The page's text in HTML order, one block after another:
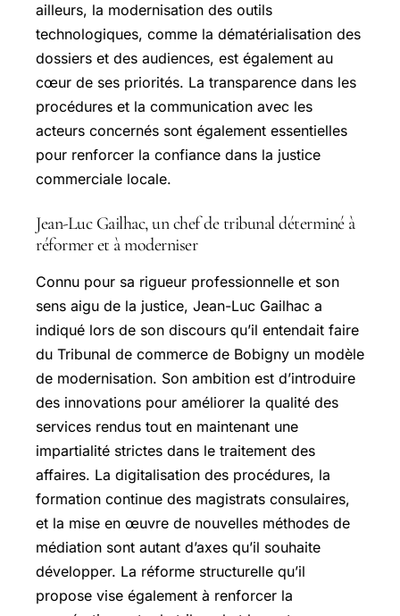
ailleurs, la modernisation des outils
technologiques, comme la dématérialisation des
dossiers et des audiences, est également au
cœur de ses priorités. La transparence dans les
procédures et la communication avec les
acteurs concernés sont également essentielles
pour renforcer la confiance dans la justice
commerciale locale.
Jean-Luc Gailhac, un chef de tribunal déterminé à
réformer et à moderniser
Connu pour sa rigueur professionnelle et son
sens aigu de la justice, Jean-Luc Gailhac a
indiqué lors de son discours qu’il entendait faire
du Tribunal de commerce de Bobigny un modèle
de modernisation. Son ambition est d’introduire
des innovations pour améliorer la qualité des
services rendus tout en maintenant une
impartialité strictes dans le traitement des
affaires. La digitalisation des procédures, la
formation continue des magistrats consulaires,
et la mise en œuvre de nouvelles méthodes de
médiation sont autant d’axes qu’il souhaite
développer. La réforme structurelle qu’il
propose vise également à renforcer la